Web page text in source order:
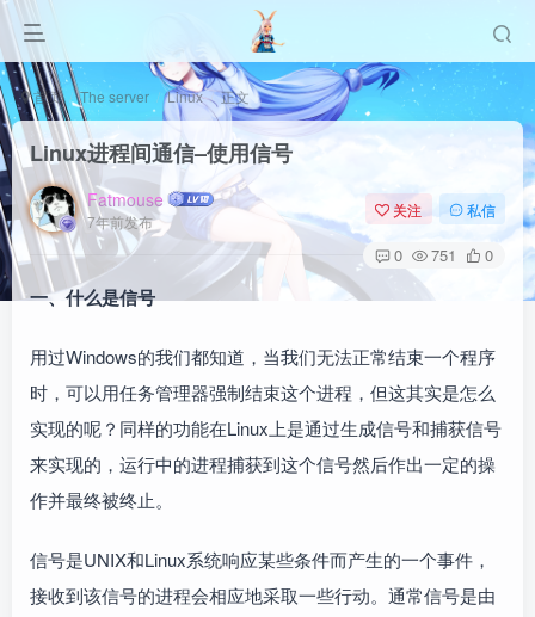
首页 The server Linux 正文
Linux进程间通信–使用信号
Fatmouse
7年前发布
关注 私信
0 751 0
一、什么是信号
用过Windows的我们都知道，当我们无法正常结束一个程序
时，可以用任务管理器强制结束这个进程，但这其实是怎么
实现的呢？同样的功能在Linux上是通过生成信号和捕获信号
来实现的，运行中的进程捕获到这个信号然后作出一定的操
作并最终被终止。
信号是UNIX和Linux系统响应某些条件而产生的一个事件，
接收到该信号的进程会相应地采取一些行动。通常信号是由